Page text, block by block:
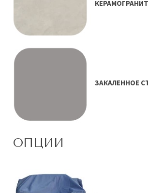
ЗАКАЛЕННОЕ
ОПЦИИ